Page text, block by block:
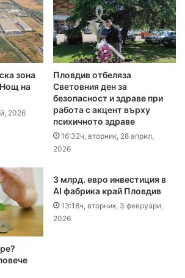
зона
на
2026
Пловдив отбеляза
Световния ден за
безопасност и здраве при
работа с акцент върху
психичното здраве
16:32ч, вторник, 28 април,
2026
3 млрд. евро инвестиция в
AI фабрика край Пловдив
13:18ч, вторник, 3 февруари,
2026